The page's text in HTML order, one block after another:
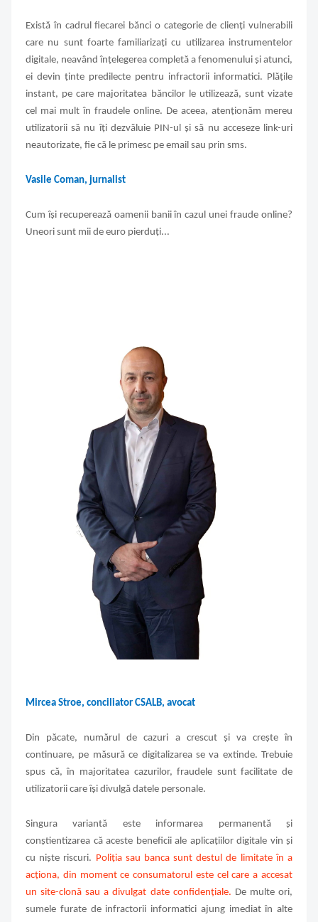
Există în cadrul fiecarei bănci o categorie de clienți vulnerabili
care nu sunt foarte familiarizați cu utilizarea instrumentelor
digitale, neavând înțelegerea completă a fenomenului și atunci,
ei devin ținte predilecte pentru infractorii informatici. Plățile
instant, pe care majoritatea băncilor le utilizează, sunt vizate
cel mai mult în fraudele online. De aceea, atenționăm mereu
utilizatorii să nu îți dezvăluie PIN-ul și să nu acceseze link-uri
neautorizate, fie că le primesc pe email sau prin sms.
Vasile Coman, jurnalist
Cum își recuperează oamenii banii în cazul unei fraude online?
Uneori sunt mii de euro pierduți...
Mircea Stroe, conciliator CSALB, avocat
Din păcate, numărul de cazuri a crescut și va crește în
continuare, pe măsură ce digitalizarea se va extinde. Trebuie
spus că, în majoritatea cazurilor, fraudele sunt facilitate de
utilizatorii care își divulgă datele personale.
Singura variantă este informarea permanentă și
conștientizarea că aceste beneficii ale aplicațiilor digitale vin și
cu niște riscuri. Poliția sau banca sunt destul de limitate în a
acționa, din moment ce consumatorul este cel care a accesat
un site-clonă sau a divulgat date confidențiale. De multe ori,
sumele furate de infractorii informatici ajung imediat în alte